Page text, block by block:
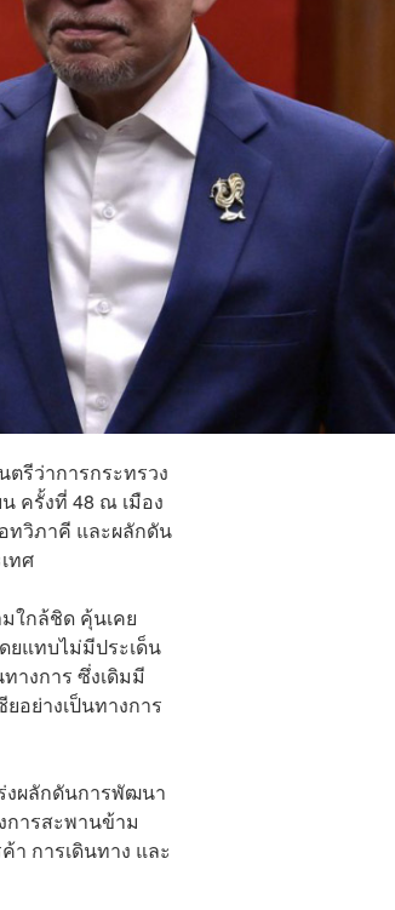
รีว่าการกระทรวง
ครั้งที่ 48 ณ เมือง
ทวิภาคี และผลักดัน
ทศ
ใกล้ชิด คุ้นเคย
ยแทบไม่มีประเด็น
างการ ซึ่งเดิมมี
อย่างเป็นทางการ
งผลักดันการพัฒนา
การสะพานข้าม
า การเดินทาง และ